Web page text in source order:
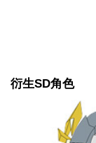
衍生SD角色